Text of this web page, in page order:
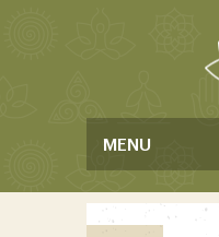
MENU